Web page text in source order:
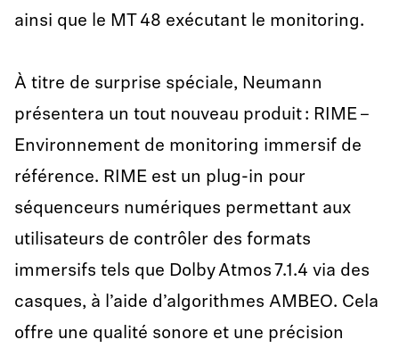
ainsi que le MT 48 exécutant le monitoring.
À titre de surprise spéciale, Neumann
présentera un tout nouveau produit : RIME –
Environnement de monitoring immersif de
référence. RIME est un plug-in pour
séquenceurs numériques permettant aux
utilisateurs de contrôler des formats
immersifs tels que Dolby Atmos 7.1.4 via des
casques, à l’aide d’algorithmes AMBEO. Cela
offre une qualité sonore et une précision